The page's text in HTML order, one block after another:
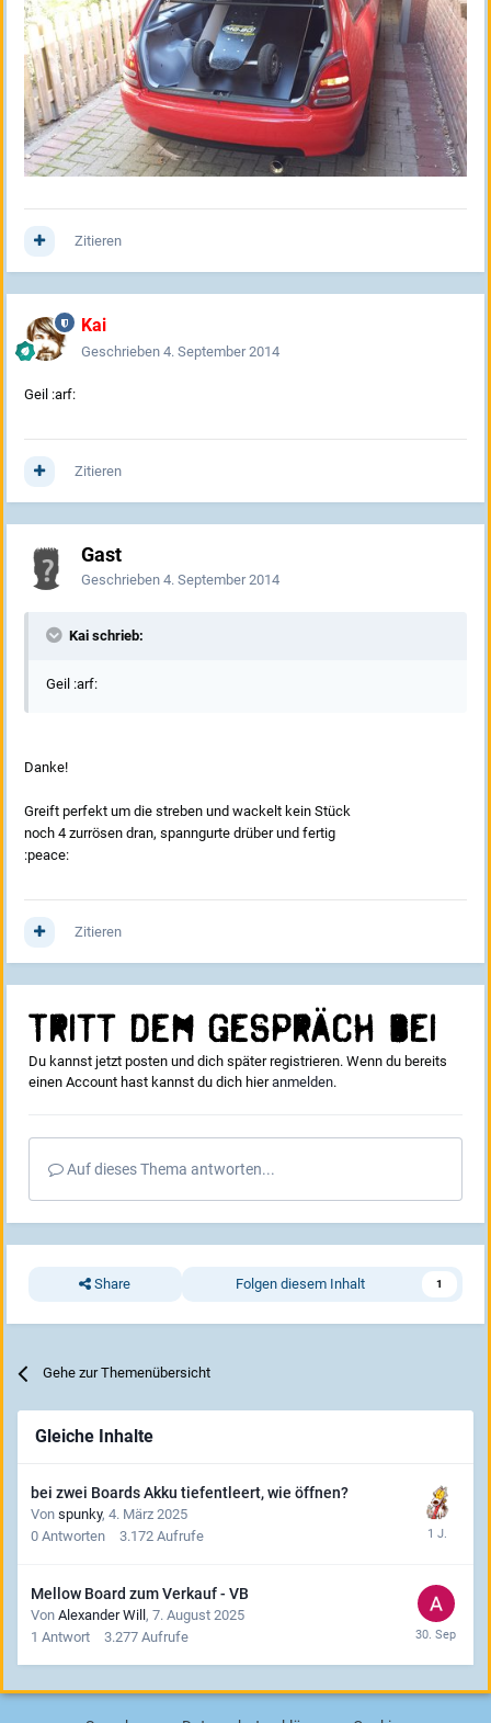
Zitieren
Kai
Geschrieben 4. September 2014
Geil :arf:
Zitieren
Gast
Geschrieben 4. September 2014
Kai schrieb:
Geil :arf:
Danke!
Greift perfekt um die streben und wackelt kein Stück
noch 4 zurrösen dran, spanngurte drüber und fertig
:peace:
Zitieren
Tritt dem Gespräch bei
Du kannst jetzt posten und dich später registrieren. Wenn du bereits
einen Account hast kannst du dich hieranmelden.
Auf dieses Thema antworten...
Share Folgen diesem Inhalt 1
Gehe zur Themenübersicht
Gleiche Inhalte
bei zwei Boards Akku tiefentleert, wie öffnen?
Von spunky, 4. März 2025
0 Antworten 3.172 Aufrufe
Mellow Board zum Verkauf - VB
Von Alexander Will , 7. August 2025
1 Antwort 3.277 Aufrufe